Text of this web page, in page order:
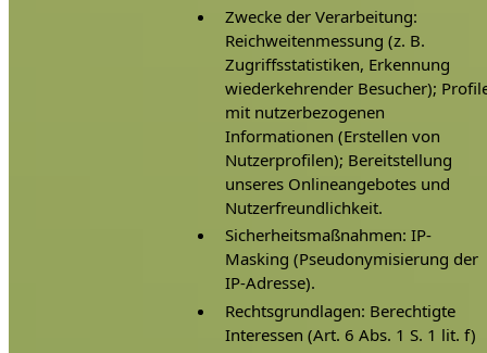
Zwecke der Verarbeitung:
Reichweitenmessung (z. B.
Zugriffsstatistiken, Erkennung
wiederkehrender Besucher);
mit nutzerbezogenen
Informationen (Erstellen von
Nutzerprofilen); Bereitstellung
unseres Onlineangebotes und
Nutzerfreundlichkeit.
Sicherheitsmaßnahmen: IP-
Masking (Pseudonymisierung der
IP-Adresse).
Rechtsgrundlagen: Berechtigte
Interessen (Art. 6 Abs. 1 S. 1 lit. f)